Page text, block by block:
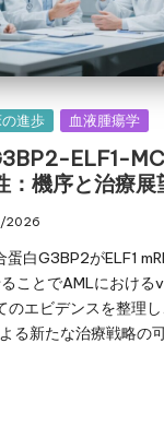
進歩 血液腫瘍学
ELF1-
機序と治療展
2026
白G3BP2がELF1
ことでAMLにおけ
のエビデンスを整理
新たな治療戦略の可